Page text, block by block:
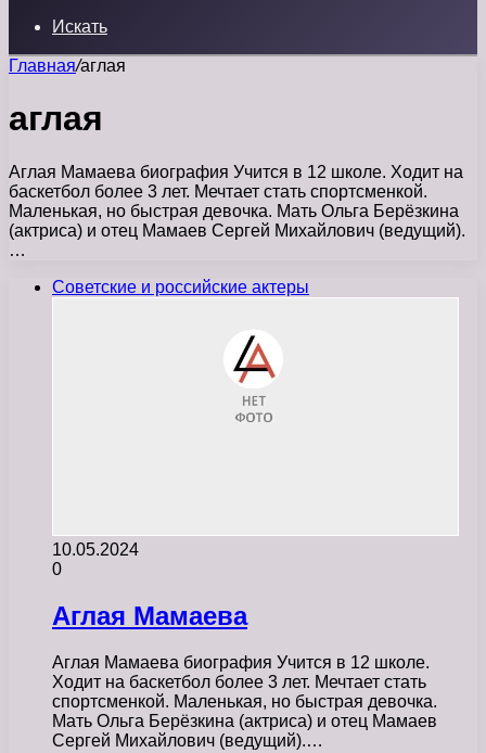
Искать
Главная/аглая
аглая
Аглая Мамаева биография Учится в 12 школе. Ходит на
баскетбол более 3 лет. Мечтает стать спортсменкой.
Маленькая, но быстрая девочка. Мать Ольга Берёзкина
(актриса) и отец Мамаев Сергей Михайлович (ведущий).
…
Советские и российские актеры
10.05.2024
0
Аглая Мамаева
Аглая Мамаева биография Учится в 12 школе.
Ходит на баскетбол более 3 лет. Мечтает стать
спортсменкой. Маленькая, но быстрая девочка.
Мать Ольга Берёзкина (актриса) и отец Мамаев
Сергей Михайлович (ведущий).…